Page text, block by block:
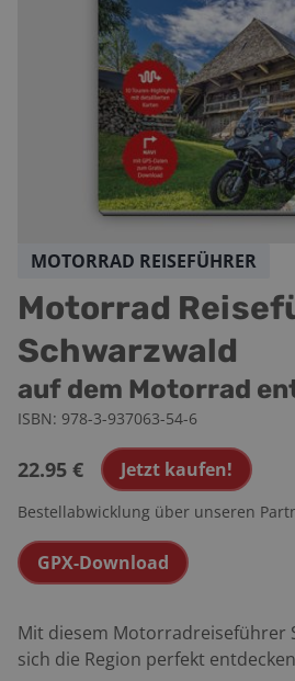
MOTORRAD REISEFÜHRER
Motorrad
Schwarzwald
auf dem Motorrad
ISBN: 978-3-937063-54-6
22.95 € Jetzt kaufen!
Bestellabwicklung über unseren
GPX-Download
Mit diesem Motorradreiseführer
sich die Region perfekt